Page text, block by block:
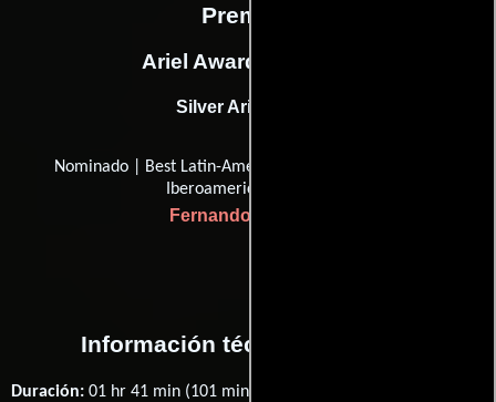
Premios
Ariel Awards, Mexico
Silver Ariel (2016)
Nominado | Best Latin-American Film (Mejor Película
Iberoamericana)
Fernando Coimbra
Información técnica y general
Duración: 01 hr 41 min (101 minutos) .